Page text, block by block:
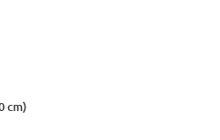
cm)